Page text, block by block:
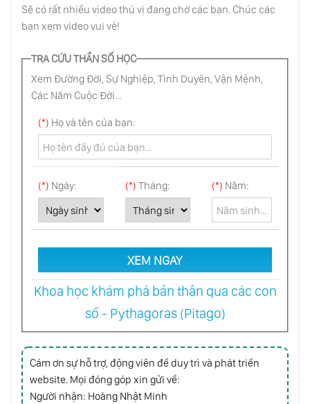
Làm Cha Mẹ: Công Việc Thiêng Liêng
Thuận Theo Đồng Hồ Sinh Học Tự Nhiên
Của Trẻ Nhỏ
Cha Mẹ Hạnh Phúc Sinh Ra Người Con
Hạnh Phúc
Ly Dị Tồn Tại Bởi Vì Hôn Nhân Sai, Bị Ép Buộc
Hoặc Vì Thực Hiện Trong Tâm Trạng Lãng
Lý Trí Là Tên Phản Bội
Học Cách Cười Như Trẻ Thơ
Khả Năng Khôi Hài Bên Ngoài Tâm Trí
Sẽ có rất nhiều video thú vị đang chờ các bạn. Chúc các
bạn xem video vui vẻ!
TRA CỨU THẦN SỐ HỌC
Xem Đường Đời, Sự Nghiệp, Tình Duyên, Vận Mệnh,
Các Năm Cuộc Đời...
(*) Họ và tên của bạn:
(*) Ngày: (*) Tháng: (*) Năm:
XEM NGAY
Khoa học khám phá bản thân qua các con
số - Pythagoras (Pitago)
Cám ơn sự hỗ trợ, động viên để duy trì và phát triển
website. Mọi đóng góp xin gửi về:
Người nhận: Hoàng Nhật Minh